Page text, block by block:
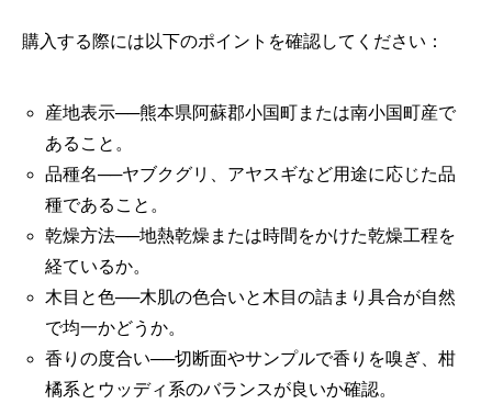
購入する際には以下のポイントを確認してください：
産地表示──熊本県阿蘇郡小国町または南小国町産で
あること。
品種名──ヤブクグリ、アヤスギなど用途に応じた品
種であること。
乾燥方法──地熱乾燥または時間をかけた乾燥工程を
経ているか。
木目と色──木肌の色合いと木目の詰まり具合が自然
で均一かどうか。
香りの度合い──切断面やサンプルで香りを嗅ぎ、柑
橘系とウッディ系のバランスが良いか確認。